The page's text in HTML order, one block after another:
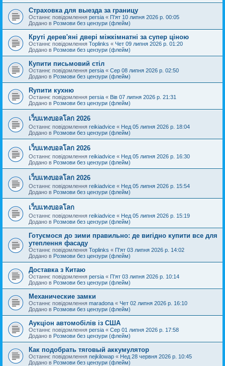
Страховка для выезда за границу
Останнє повідомлення persia « П'ят 10 липня 2026 р. 00:05
Додано в Розмови без цензури (флейм)
Круті дерев'яні двері міжкімнатні за супер ціною
Останнє повідомлення Toplinks « Чет 09 липня 2026 р. 01:20
Додано в Розмови без цензури (флейм)
Купити письмовий стіл
Останнє повідомлення persia « Сер 08 липня 2026 р. 02:50
Додано в Розмови без цензури (флейм)
Rупити кухню
Останнє повідомлення persia « Вів 07 липня 2026 р. 21:31
Додано в Розмови без цензури (флейм)
เว็บแทงบอลโลก 2026
Останнє повідомлення reikiadvice « Нед 05 липня 2026 р. 18:04
Додано в Розмови без цензури (флейм)
เว็บแทงบอลโลก 2026
Останнє повідомлення reikiadvice « Нед 05 липня 2026 р. 16:30
Додано в Розмови без цензури (флейм)
เว็บแทงบอลโลก 2026
Останнє повідомлення reikiadvice « Нед 05 липня 2026 р. 15:54
Додано в Розмови без цензури (флейм)
เว็บแทงบอลโลก
Останнє повідомлення reikiadvice « Нед 05 липня 2026 р. 15:19
Додано в Розмови без цензури (флейм)
Готуємося до зими правильно: де вигідно купити все для
утеплення фасаду
Останнє повідомлення Toplinks « П'ят 03 липня 2026 р. 14:02
Додано в Розмови без цензури (флейм)
Доставка з Китаю
Останнє повідомлення persia « П'ят 03 липня 2026 р. 10:14
Додано в Розмови без цензури (флейм)
Механические замки
Останнє повідомлення maradona « Чет 02 липня 2026 р. 16:10
Додано в Розмови без цензури (флейм)
Аукціон автомобілів із США
Останнє повідомлення persia « Сер 01 липня 2026 р. 17:58
Додано в Розмови без цензури (флейм)
Как подобрать тяговый аккумулятор
Останнє повідомлення nejkilowap « Нед 28 червня 2026 р. 10:45
Додано в Розмови без цензури (флейм)